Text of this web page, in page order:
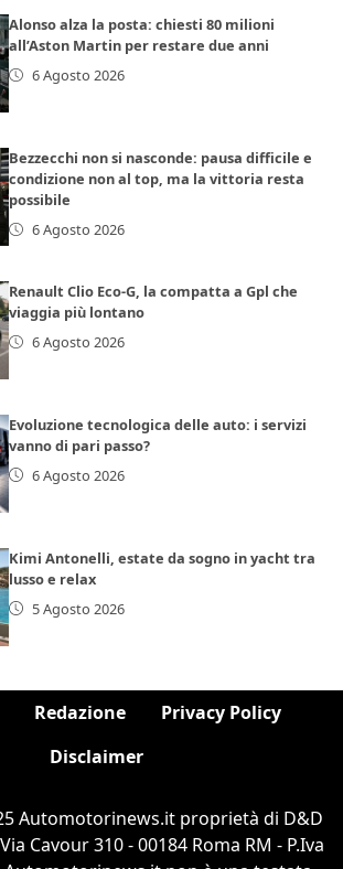
Alonso alza la posta: chiesti 80 milioni
all’Aston Martin per restare due anni
6 Agosto 2026
Bezzecchi non si nasconde: pausa difficile e
condizione non al top, ma la vittoria resta
possibile
6 Agosto 2026
Renault Clio Eco-G, la compatta a Gpl che
viaggia più lontano
6 Agosto 2026
Evoluzione tecnologica delle auto: i servizi
vanno di pari passo?
6 Agosto 2026
Kimi Antonelli, estate da sogno in yacht tra
lusso e relax
5 Agosto 2026
Redazione
Privacy Policy
Disclaimer
Automotorinews.it proprietà di D&D
Cavour 310 - 00184 Roma RM - P.Iva